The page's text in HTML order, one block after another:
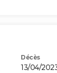
Décès
13/04/